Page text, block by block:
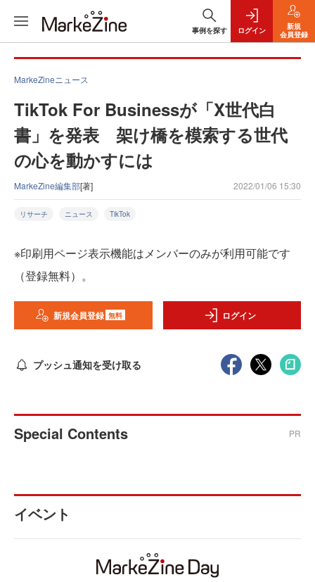
事例を探す ログイン
新規
会員登録
MarkeZineニュース
TikTok For Businessが「X世代白
書」を発表 架け橋を模索する世代
の心を動かすには
MarkeZine編集部[著] 2022/01/06 15:30
リサーチ ニュース TikTok
※印刷用ページ表示機能はメンバーのみが利用可能です
（登録無料）。
新規会員登録 無料 ログイン
プッシュ通知を受け取る
Special Contents PR
イベント